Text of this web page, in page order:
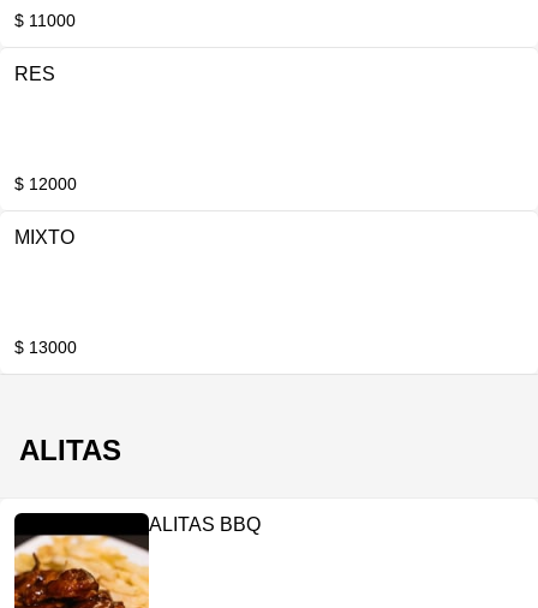
$ 11000
RES
$ 12000
MIXTO
$ 13000
ALITAS
ALITAS BBQ